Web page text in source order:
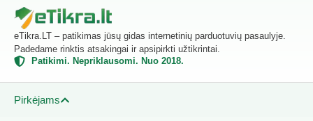
eTikra.LT – patikimas jūsų gidas internetinių parduotuvių pasaulyje.
Padedame rinktis atsakingai ir apsipirkti užtikrintai.
Patikimi. Nepriklausomi. Nuo 2018.
Pirkėjams